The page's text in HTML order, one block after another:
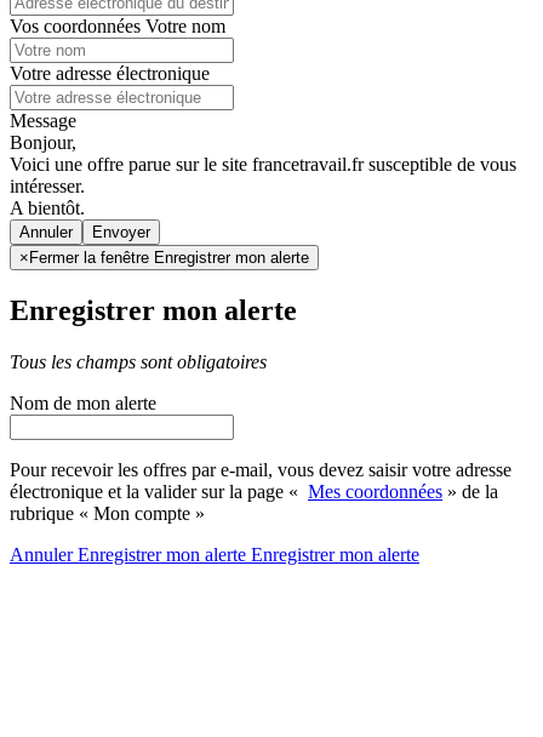
Vos coordonnées Votre nom
Votre adresse électronique
Message
Bonjour,
Voici une offre parue sur le site francetravail.fr susceptible de vous
intéresser.
A bientôt.
Annuler
× Fermer la fenêtre Enregistrer mon alerte
Enregistrer mon alerte
Tous les champs sont obligatoires
Nom de mon alerte
Pour recevoir les offres par e-mail, vous devez saisir votre adresse
électronique et la valider sur la page « Mes coordonnées » de la
rubrique « Mon compte »
AnnulerEnregistrer mon alerte Enregistrermon alerte